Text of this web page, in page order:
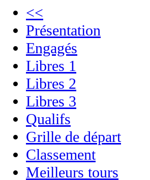
<<
Présentation
Engagés
Libres 1
Libres 2
Libres 3
Qualifs
Grille de départ
Classement
Meilleurs tours